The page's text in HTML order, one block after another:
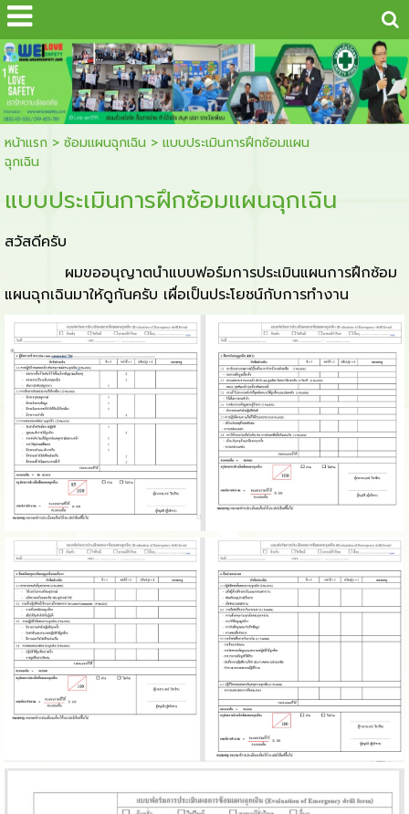
...
1
หน้าแรก > ซ้อมแผนฉุกเฉิน > แบบประเมินการฝึกซ้อมแผน
ฉุกเฉิน
แบบประเมินการฝึกซ้อมแผนฉุกเฉิน
สวัสดีครับ
ผมขออนุญาตนำแบบฟอร์มการประเมินแผนการฝึกซ้อม
แผนฉุกเฉินมาให้ดูกันครับ เผื่อเป็นประโยชน์กับการทำงาน